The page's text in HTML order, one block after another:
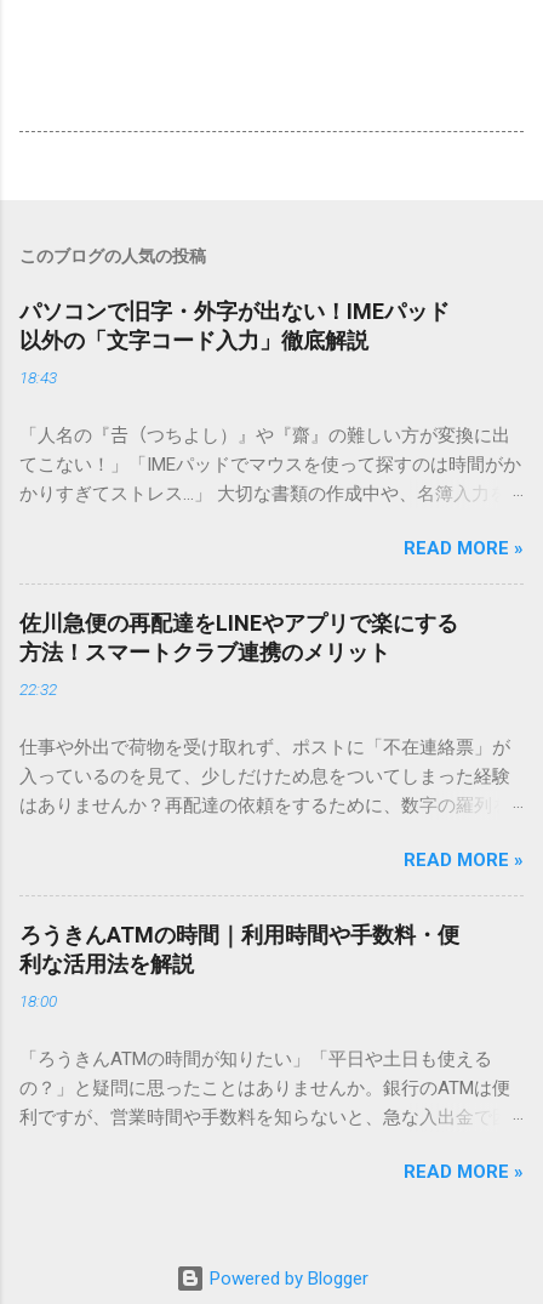
このブログの人気の投稿
パソコンで旧字・外字が出ない！IMEパッド
以外の「文字コード入力」徹底解説
18:43
「人名の『𠮷（つちよし）』や『齋』の難しい方が変換に出
てこない！」「IMEパッドでマウスを使って探すのは時間がか
かりすぎてストレス…」 大切な書類の作成中や、名簿入力を
てしまいますよね。多くの人が「IMEパッド（手書き入力）」
を使いますが、実はマウスで一画ずつ書くのは非効率です
し、似た漢字が多すぎて結局見つからないことも少なくあり
ません。 そこで今回は、IMEパッドを使わずに、特定のコー
ドを打ち込むだけで一瞬で旧字や外字、特殊記号を呼び出す
「文字コード入力」のテクニックを詳しく解説します。 この
必要はありません。 1. なぜ「変換」しても旧字・外字が出て
こないのか？ そもそも、なぜ普通の変換で出てこない漢字が
あるのでしょうか。その理由は、パソコンが文字を認識する
は、JIS規格（日本産業規格）によって「第1水準」「第2水
準」といった形で整理されています。しかし、人名や地名に
使われる非常に古い漢字（旧字）や、特定の組織だけで作ら
れた「外字」は、この一般的な変換リストに含まれていない
ン上のすべての文字には、いわば「住所」のような番号が割
り振られています。変換候補に出ない文字でも、この住所
（コード）を直接指定すれば、確実に呼び出すことができる
のです。 2. Windows標準機能！文字コードで漢字を出す「16
進数入力」 最も汎用性が高く、特別なソフトも不要なのが
20BB7）」を把握する。 入力モードを「半角」にする（※重
READ MORE »
佐川急便の再配達をLINEやアプリで楽にする
方法！スマートクラブ連携のメリット
22:32
仕事や外出で荷物を受け取れず、ポストに「不在連絡票」が
入っているのを見て、少しだけため息をついてしまった経験
はありませんか？再配達の依頼をするために、数字の羅列を
ことに申し訳なさを感じたりすることもあるかもしれませ
ん。 「もっとスムーズに、自分のタイミングで受け取りた
い」 「わざわざ電話をかけずに、スマホ一つで完結させた
い」 そんな願いを叶えてくれるのが、佐川急便の会員制サー
ビス「スマートクラブ」と、LINEや公式アプリの連携です。
これらを活用するだけで、再配達のストレスは驚くほど軽く
受け取り術と、連携による具体的なメリットを徹底解説しま
す。 佐川急便の再配達が劇的に変わる「スマートクラブ」と
は？ まず押さえておきたいのが、佐川急便の個人向け無料会
況をリアルタイムで管理するための基盤となるサービスで
が飛躍的に向上しています。登録を済ませておくだけで、荷
READ MORE »
ろうきんATMの時間｜利用時間や手数料・便
利な活用法を解説
18:00
「ろうきんATMの時間が知りたい」「平日や土日も使える
の？」と疑問に思ったことはありませんか。銀行のATMは便
利ですが、営業時間や手数料を知らないと、急な入出金で困
ATM営業時間や利用の注意点、便利な活用法 を詳しく解説し
です。 1-1. 店舗内ATM 平日：9:00〜17:00 土曜・日曜・祝
日：休止（※一部店舗では土曜日のみ利用可能） 店舗内ATM
READ MORE »
Powered by Blogger